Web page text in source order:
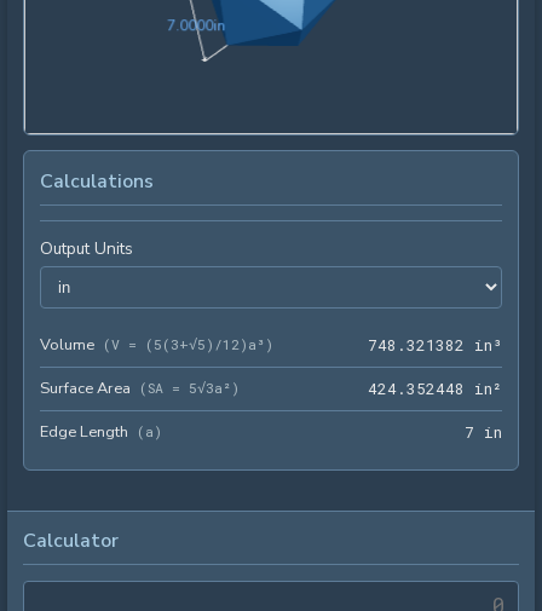
7.0000in7.0000in
Calculations
Output Units
Volume (V = (5(3+√5)/12)a³ ) 748 .321382 in³
Surface Area ( SA = 5√3a² ) 424.352448 in²
Edge Length ( a ) 7 in
Calculator